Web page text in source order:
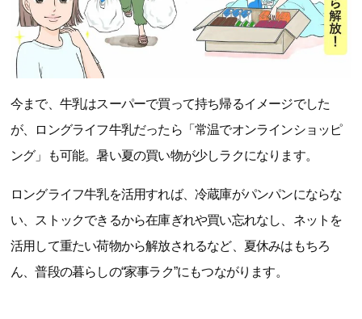
今まで、牛乳はスーパーで買って持ち帰るイメージでした
が、ロングライフ牛乳だったら「常温でオンラインショッピ
ング」も可能。暑い夏の買い物が少しラクになります。
ロングライフ牛乳を活用すれば、冷蔵庫がパンパンにならな
い、ストックできるから在庫ぎれや買い忘れなし、ネットを
活用して重たい荷物から解放されるなど、夏休みはもちろ
ん、普段の暮らしの“家事ラク”にもつながります。